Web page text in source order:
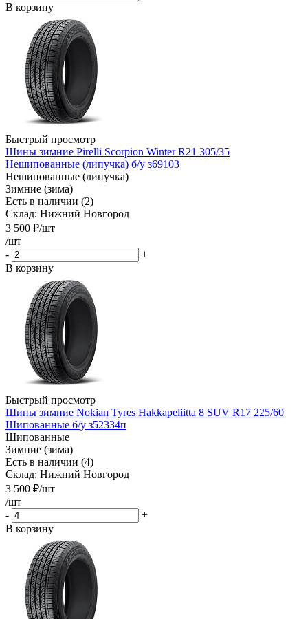
В корзину
Быстрый просмотр
Шины зимние Pirelli Scorpion Winter R21 305/35
Нешипованные (липучка) б/у з69103
Нешипованные (липучка)
Зимние (зима)
Есть в наличии (2)
Склад: Нижний Новгород
3 500 ₽/шт
/шт
-
+
В корзину
Быстрый просмотр
Шины зимние Nokian Tyres Hakkapeliitta 8 SUV R17 225/60
Шипованные б/у з52334п
Шипованные
Зимние (зима)
Есть в наличии (4)
Склад: Нижний Новгород
3 500 ₽/шт
/шт
-
+
В корзину